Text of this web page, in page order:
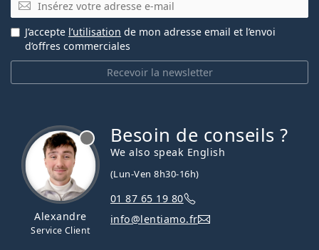
Recevoir la newsletter
J’accepte l’utilisation de mon adresse email et l’envoi
d’offres commerciales
Alexandre
Service Client
Besoin de conseils ?
We also speak English
(Lun-Ven 8h30-16h)
01 87 65 19 80
info@lentiamo.fr